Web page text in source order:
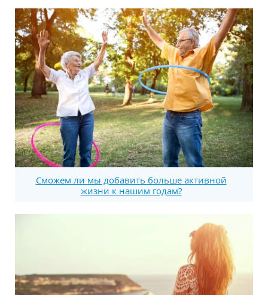
Сможем ли мы добавить больше активной
жизни к нашим годам?